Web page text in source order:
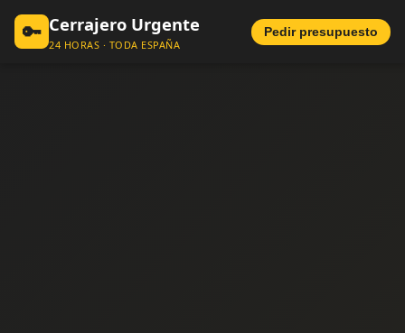
🔑 Cerrajero Urgente
24 HORAS · TODA ESPAÑA
Pedir presupuesto